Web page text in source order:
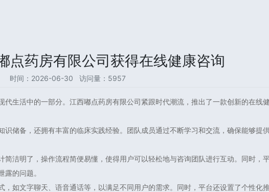
点药房有限公司获得在线健康咨询
时间：2026-06-30 访问量：5957
生活中的一部分。江西嘟点药房有限公司紧跟时代潮流，推出了一款创新的在线
储备，还拥有丰富的临床实践经验。团队成员通过不断学习和交流，确保能够提
洁明了，操作流程简便易懂，使得用户可以轻松地与咨询团队进行互动。同时，
的问题。
如文字聊天、语音通话等，以满足不同用户的需求。同时，平台还设置了个性化